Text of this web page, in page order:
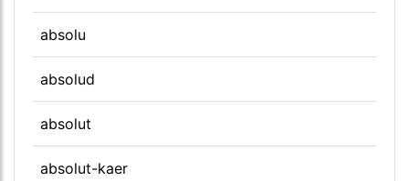
absolu
absolud
absolut
absolut-kaer